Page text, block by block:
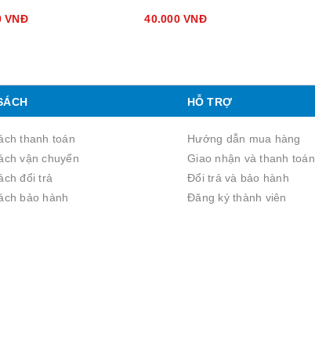
VNĐ
40.000 VNĐ
thanh toán
vận chuyển
đổi trả
bảo hành
HỖ TRỢ
Hướng dẫn mua hàng
Giao nhận và thanh toán
Đổi trả và bảo hành
Đăng ký thành viên